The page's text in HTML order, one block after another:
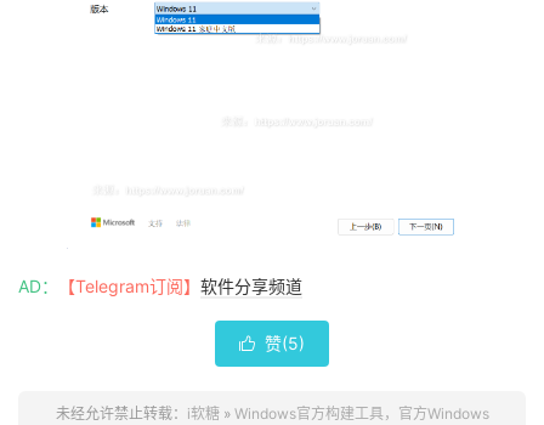
AD： 【Telegram订阅】 软件分享频道
 赞(5)
未经允许禁止转载： i软糖» Windows官方构建工具，官方Windows